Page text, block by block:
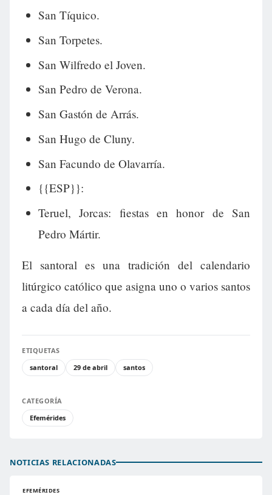
San Tíquico.
San Torpetes.
San Wilfredo el Joven.
San Pedro de Verona.
San Gastón de Arrás.
San Hugo de Cluny.
San Facundo de Olavarría.
{{ESP}}:
Teruel, Jorcas: fiestas en honor de San
Pedro Mártir.
El santoral es una tradición del calendario
litúrgico católico que asigna uno o varios santos
a cada día del año.
ETIQUETAS
santoral
29 de abril santos
CATEGORÍA
Efemérides
NOTICIAS RELACIONADAS
EFEMÉRIDES